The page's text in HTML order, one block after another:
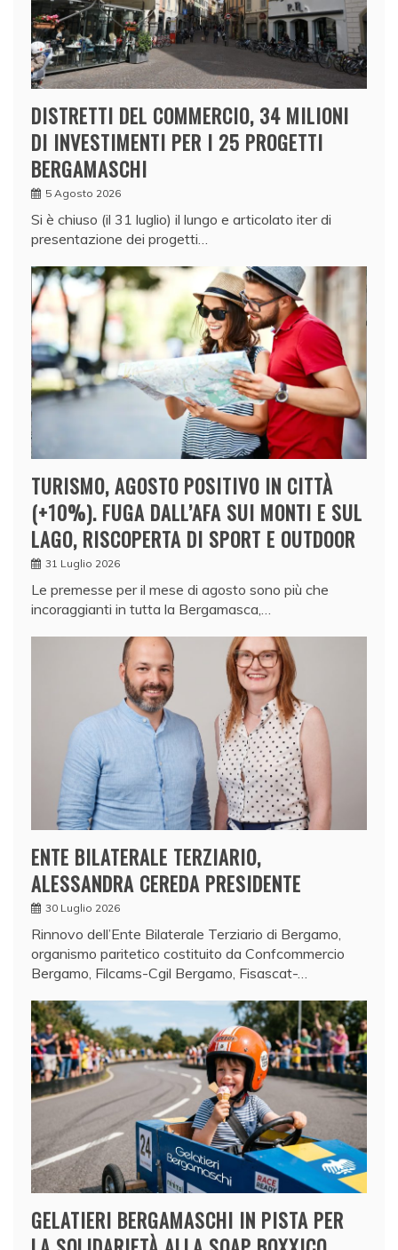
DISTRETTI DEL COMMERCIO, 34 MILIONI
DI INVESTIMENTI PER I 25 PROGETTI
BERGAMASCHI
5 Agosto 2026
Si è chiuso (il 31 luglio) il lungo e articolato iter di
presentazione dei progetti…
TURISMO, AGOSTO POSITIVO IN CITTÀ
(+10%). FUGA DALL’AFA SUI MONTI E SUL
LAGO, RISCOPERTA DI SPORT E OUTDOOR
31 Luglio 2026
Le premesse per il mese di agosto sono più che
incoraggianti in tutta la Bergamasca,…
ENTE BILATERALE TERZIARIO,
ALESSANDRA CEREDA PRESIDENTE
30 Luglio 2026
Rinnovo dell’Ente Bilaterale Terziario di Bergamo,
organismo paritetico costituito da Confcommercio
Bergamo, Filcams-Cgil Bergamo, Fisascat-…
GELATIERI BERGAMASCHI IN PISTA PER